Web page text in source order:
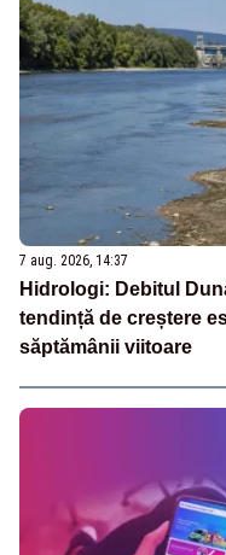
7 aug. 2026, 14:37
Hidrologi: Debitul
tendință de creștere
săptămânii viitoare